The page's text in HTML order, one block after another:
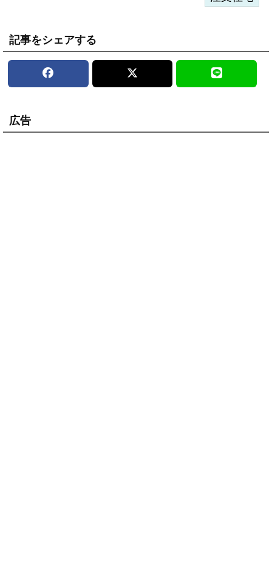
記事をシェアする
広告